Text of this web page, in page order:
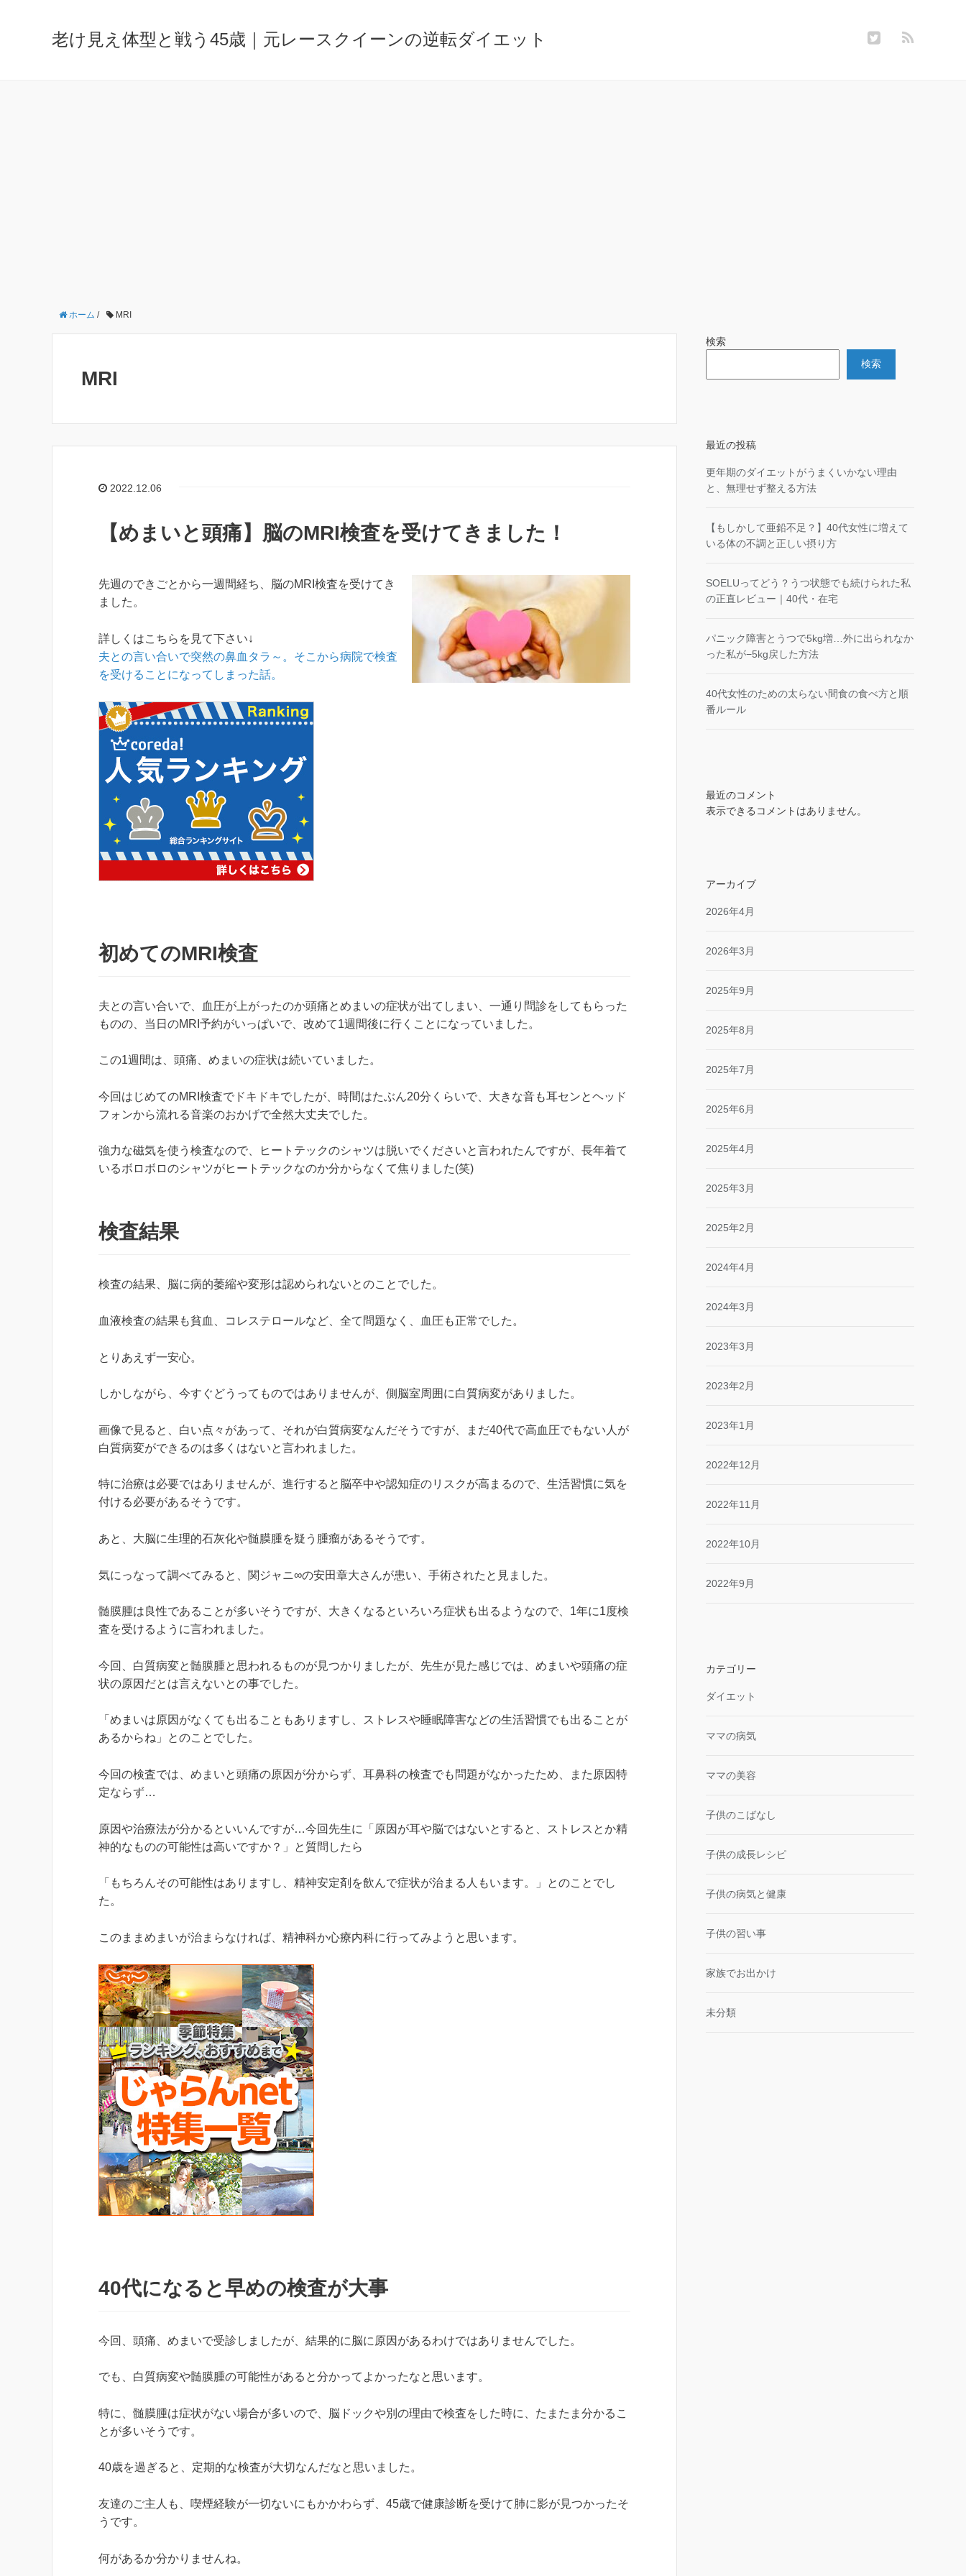
老け見え体型と戦う45歳｜元レースクイーンの逆転ダイエット
ホーム / MRI
MRI
2022.12.06
【めまいと頭痛】脳のMRI検査を受けてきました！
先週のできごとから一週間経ち、脳のMRI検査を受けてき
ました。
詳しくはこちらを見て下さい↓
夫との言い合いで突然の鼻血タラ～。そこから病院で検査
を受けることになってしまった話。
初めてのMRI検査
夫との言い合いで、血圧が上がったのか頭痛とめまいの症状が出てしまい、一通り問診をしてもらった
ものの、当日のMRI予約がいっぱいで、改めて1週間後に行くことになっていました。
この1週間は、頭痛、めまいの症状は続いていました。
今回はじめてのMRI検査でドキドキでしたが、時間はたぶん20分くらいで、大きな音も耳センとヘッド
フォンから流れる音楽のおかげで全然大丈夫でした。
強力な磁気を使う検査なので、ヒートテックのシャツは脱いでくださいと言われたんですが、長年着て
いるボロボロのシャツがヒートテックなのか分からなくて焦りました(笑)
検査結果
検査の結果、脳に病的萎縮や変形は認められないとのことでした。
血液検査の結果も貧血、コレステロールなど、全て問題なく、血圧も正常でした。
とりあえず一安心。
しかしながら、今すぐどうってものではありませんが、側脳室周囲に白質病変がありました。
画像で見ると、白い点々があって、それが白質病変なんだそうですが、まだ40代で高血圧でもない人が
白質病変ができるのは多くはないと言われました。
特に治療は必要ではありませんが、進行すると脳卒中や認知症のリスクが高まるので、生活習慣に気を
付ける必要があるそうです。
あと、大脳に生理的石灰化や髄膜腫を疑う腫瘤があるそうです。
気にっなって調べてみると、関ジャニ∞の安田章大さんが患い、手術されたと見ました。
髄膜腫は良性であることが多いそうですが、大きくなるといろいろ症状も出るようなので、1年に1度検
査を受けるように言われました。
今回、白質病変と髄膜腫と思われるものが見つかりましたが、先生が見た感じでは、めまいや頭痛の症
状の原因だとは言えないとの事でした。
「めまいは原因がなくても出ることもありますし、ストレスや睡眠障害などの生活習慣でも出ることが
あるからね」とのことでした。
今回の検査では、めまいと頭痛の原因が分からず、耳鼻科の検査でも問題がなかったため、また原因特
定ならず…
原因や治療法が分かるといいんですが…今回先生に「原因が耳や脳ではないとすると、ストレスとか精
神的なものの可能性は高いですか？」と質問したら
「もちろんその可能性はありますし、精神安定剤を飲んで症状が治まる人もいます。」とのことでし
た。
このままめまいが治まらなければ、精神科か心療内科に行ってみようと思います。
40代になると早めの検査が大事
今回、頭痛、めまいで受診しましたが、結果的に脳に原因があるわけではありませんでした。
でも、白質病変や髄膜腫の可能性があると分かってよかったなと思います。
特に、髄膜腫は症状がない場合が多いので、脳ドックや別の理由で検査をした時に、たまたま分かるこ
とが多いそうです。
40歳を過ぎると、定期的な検査が大切なんだなと思いました。
友達のご主人も、喫煙経験が一切ないにもかかわらず、45歳で健康診断を受けて肺に影が見つかったそ
うです。
何があるか分かりませんね。
検索
検索
最近の投稿
更年期のダイエットがうまくいかない理由
と、無理せず整える方法
【もしかして亜鉛不足？】40代女性に増えて
いる体の不調と正しい摂り方
SOELUってどう？うつ状態でも続けられた私
の正直レビュー｜40代・在宅
パニック障害とうつで5kg増…外に出られなか
った私が−5kg戻した方法
40代女性のための太らない間食の食べ方と順
番ルール
最近のコメント
表示できるコメントはありません。
アーカイブ
2026年4月
2026年3月
2025年9月
2025年8月
2025年7月
2025年6月
2025年4月
2025年3月
2025年2月
2024年4月
2024年3月
2023年3月
2023年2月
2023年1月
2022年12月
2022年11月
2022年10月
2022年9月
カテゴリー
ダイエット
ママの病気
ママの美容
子供のこばなし
子供の成長レシピ
子供の病気と健康
子供の習い事
家族でお出かけ
未分類